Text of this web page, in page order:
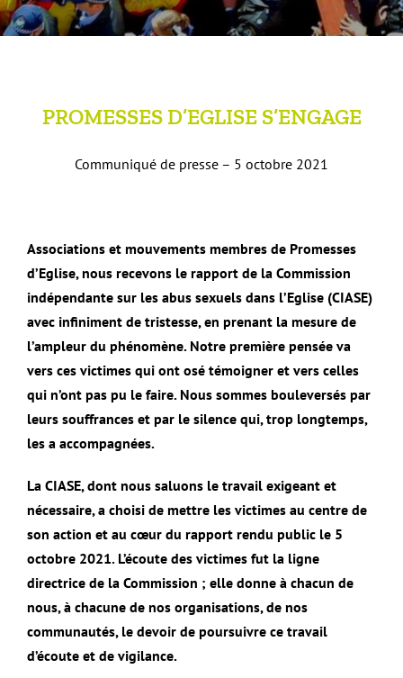
PROMESSES D’EGLISE S’ENGAGE
Communiqué de presse – 5 octobre 2021
Associations et mouvements membres de Promesses
d’Eglise, nous recevons le rapport de la Commission
indépendante sur les abus sexuels dans l’Eglise (CIASE)
avec infiniment de tristesse, en prenant la mesure de
l’ampleur du phénomène. Notre première pensée va
vers ces victimes qui ont osé témoigner et vers celles
qui n’ont pas pu le faire. Nous sommes bouleversés par
leurs souffrances et par le silence qui, trop longtemps,
les a accompagnées.
La CIASE, dont nous saluons le travail exigeant et
nécessaire, a choisi de mettre les victimes au centre de
son action et au cœur du rapport rendu public le 5
octobre 2021. L’écoute des victimes fut la ligne
directrice de la Commission ; elle donne à chacun de
nous, à chacune de nos organisations, de nos
communautés, le devoir de poursuivre ce travail
d’écoute et de vigilance.